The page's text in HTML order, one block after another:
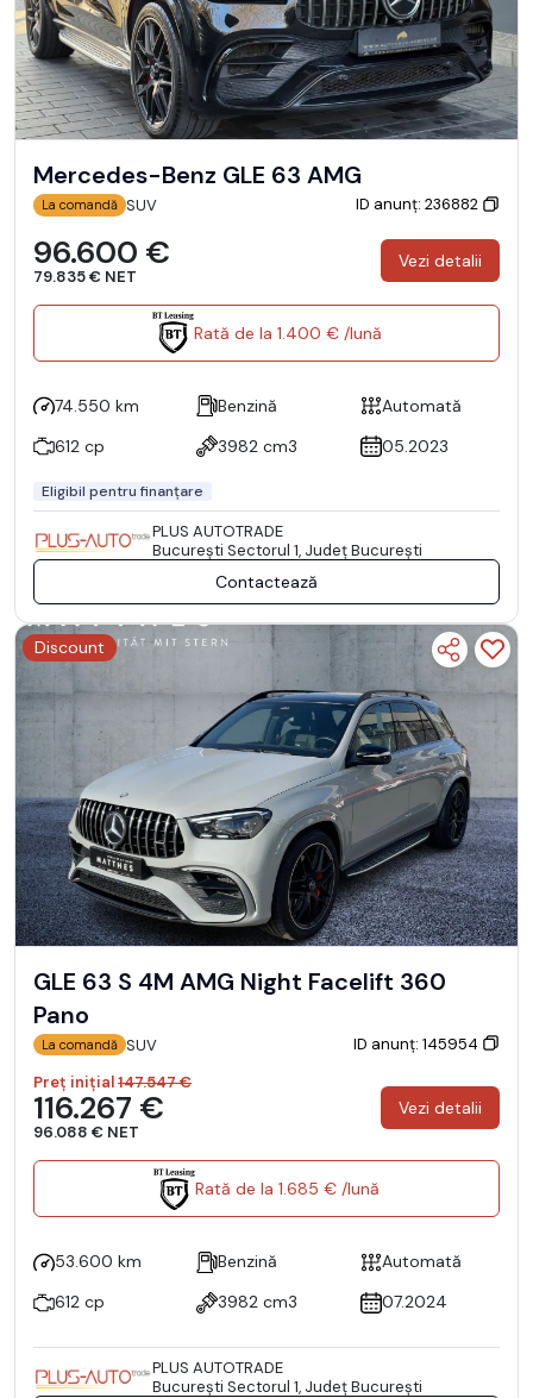
Mercedes-Benz GLE 63 AMG
La comandă SUV ID anunț: 236882
96.600 €
79.835 € NET
Vezi detalii
Rată de la 1.400 € /lună
74.550 km Benzină
Automată
612 cp
3982 cm3 05.2023
Eligibil pentru finanțare
PLUS AUTOTRADE
Bucureşti Sectorul 1, Județ București
Contactează
Discount
GLE 63 S 4M AMG Night Facelift 360
Pano
La comandă SUV
ID anunț: 145954
Preț inițial147.547 €
116.267 €
96.088 € NET
Vezi detalii
Rată de la 1.685 € /lună
53.600 km Benzină
Automată
612 cp
3982 cm3 07.2024
PLUS AUTOTRADE
Bucureşti Sectorul 1, Județ București